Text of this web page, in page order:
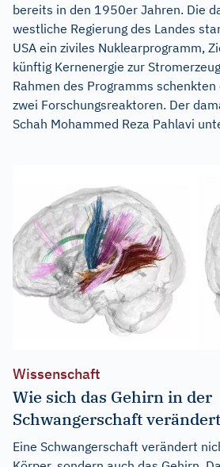
bereits in den 1950er Jahren. Die
westliche Regierung des Landes
USA ein ziviles Nuklearprogramm,
künftig Kernenergie zur
Rahmen des Programms schenkten
zwei Forschungsreaktoren. Der
Schah Mohammed Reza Pahlavi
Wissenschaft
Wie sich das Gehirn in der
Schwangerschaft verändert
Eine Schwangerschaft verändert